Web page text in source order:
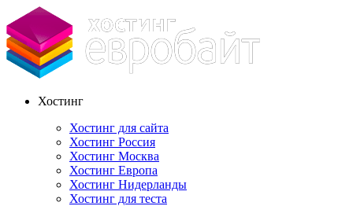
Хостинг
Хостинг для сайта
Хостинг Россия
Хостинг Москва
Хостинг Европа
Хостинг Нидерланды
Хостинг для теста